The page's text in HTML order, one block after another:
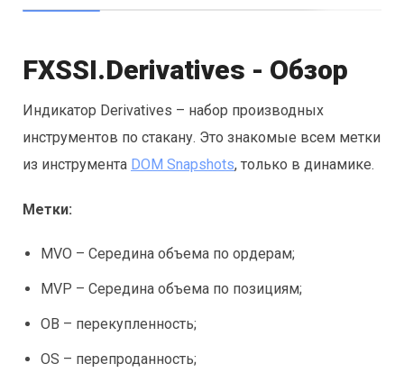
FXSSI.Derivatives - Обзор
Индикатор Derivatives – набор производных
инструментов по стакану. Это знакомые всем метки
из инструмента DOM Snapshots, только в динамике.
Метки:
MVO – Середина объема по ордерам;
MVP – Середина объема по позициям;
OB – перекупленность;
OS – перепроданность;